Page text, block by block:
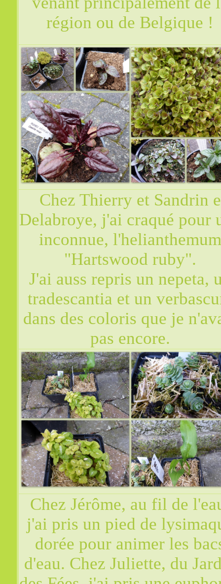
région ou de Belgique !
Chez Thierry et Sandrin e
Delabroye, j'ai craqué pour
inconnue, l'helianthemum
"Hartswood ruby".
J'ai auss repris un nepeta,
tradescantia et un
dans des coloris que je
pas encore.
Chez Jérôme, au fil de
j'ai pris un pied de
dorée pour animer les
d'eau. Chez Juliette, du